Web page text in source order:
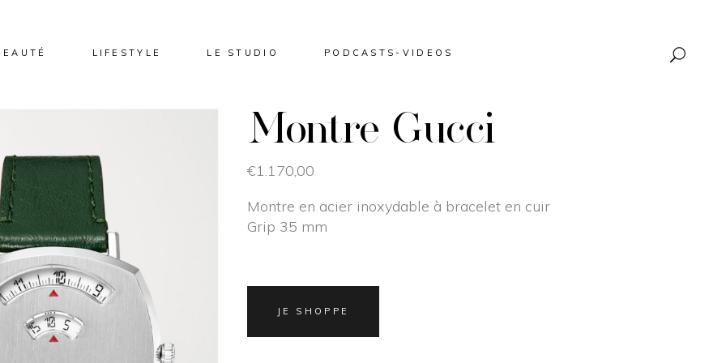
LIFESTYLE LE STUDIO PODCASTS-VIDEOS
Montre Gucci
€1.170,00
Montre en acier inoxydable à bracelet en cuir
Grip 35 mm
JE SHOPPE